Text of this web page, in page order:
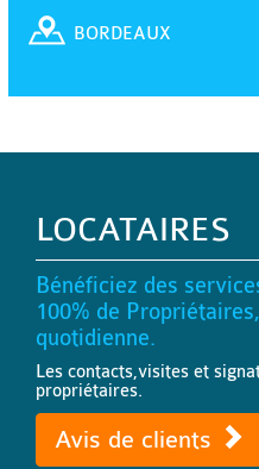
BORDEAUX
LOCATAIRES
Bénéficiez des
100% de
quotidienne.
Les contacts,visites et
propriétaires.
Avis de clients